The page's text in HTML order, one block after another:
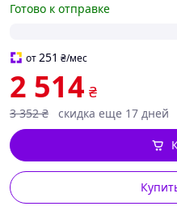
Готово к отправке
от251 ₴/мес
2 514 ₴
3 352 ₴ скидка еще 17 дней